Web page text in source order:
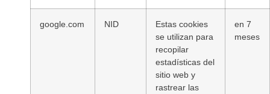
google.com NID
Estas cookies
se utilizan para
recopilar
estadísticas del
sitio web y
rastrear las
en 7
meses